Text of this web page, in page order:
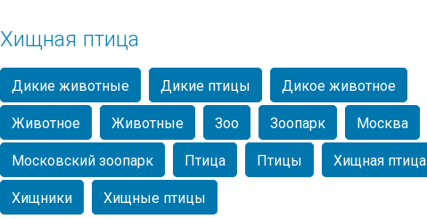
Хищная птица
Дикие животные Дикие птицы
Дикое животное
Животное
Животные Зоо Зоопарк
Москва
Московский зоопарк
Птица Птицы
Хищная птица
Хищники
Хищные птицы